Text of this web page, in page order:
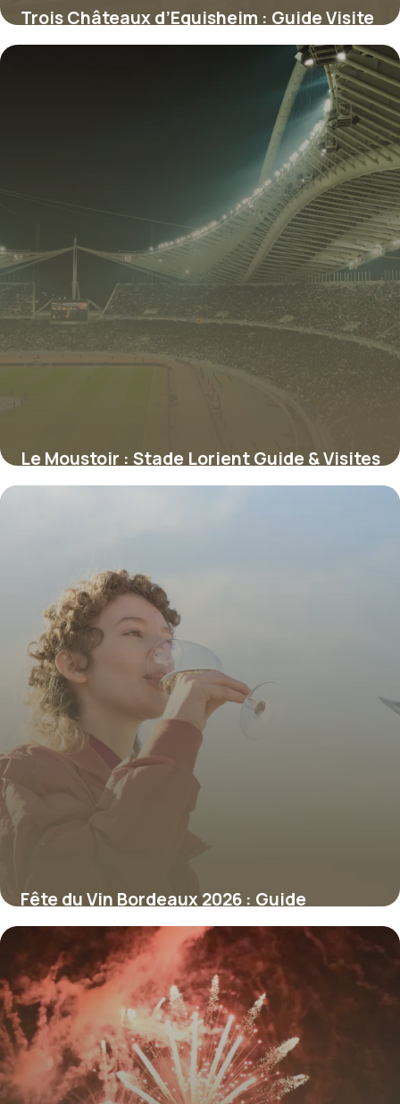
Trois Châteaux d’Eguisheim : Guide Visite
Complet
Le Moustoir : Stade Lorient Guide & Visites
11 juillet 2026
Fête du Vin Bordeaux 2026 : Guide
Complet
10 juillet 2026